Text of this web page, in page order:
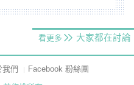
看更多 大家都在討論
我們
Facebook 粉絲團